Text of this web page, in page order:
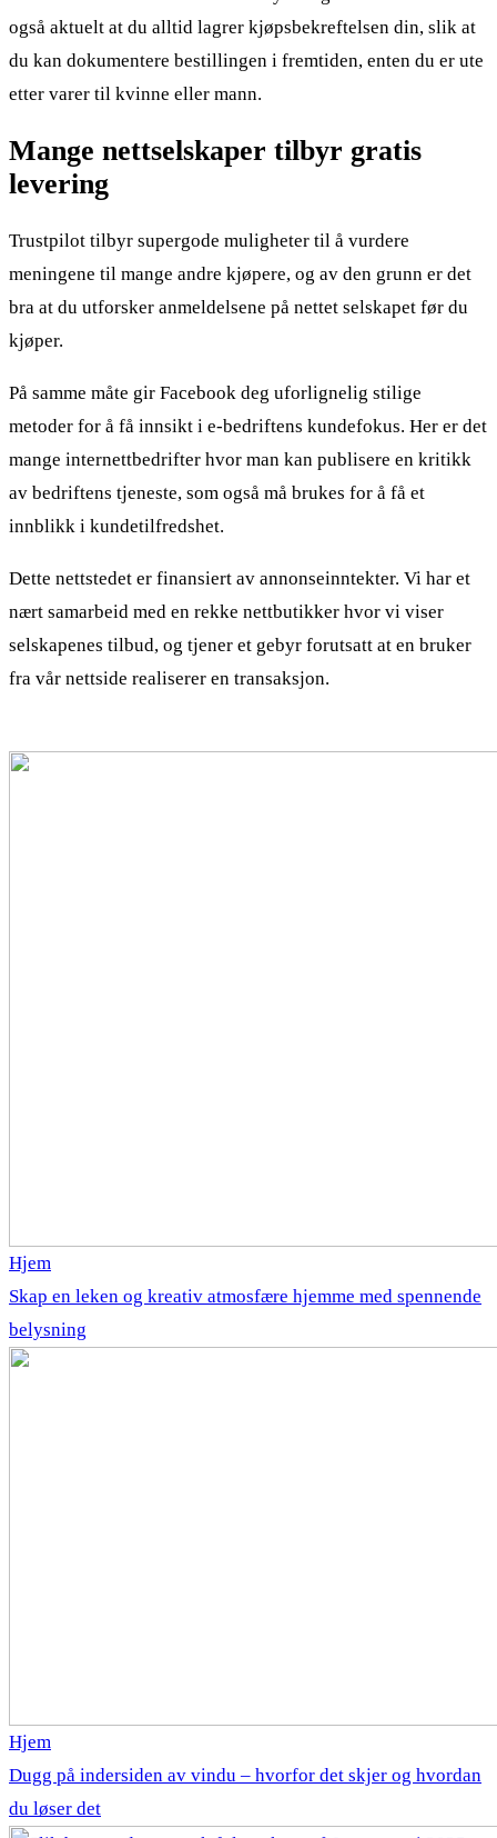
også aktuelt at du alltid lagrer kjøpsbekreftelsen din, slik at
du kan dokumentere bestillingen i fremtiden, enten du er ute
etter varer til kvinne eller mann.
Mange nettselskaper tilbyr gratis
levering
Trustpilot tilbyr supergode muligheter til å vurdere
meningene til mange andre kjøpere, og av den grunn er det
bra at du utforsker anmeldelsene på nettet selskapet før du
kjøper.
På samme måte gir Facebook deg uforlignelig stilige
metoder for å få innsikt i e-bedriftens kundefokus. Her er det
mange internettbedrifter hvor man kan publisere en kritikk
av bedriftens tjeneste, som også må brukes for å få et
innblikk i kundetilfredshet.
Dette nettstedet er finansiert av annonseinntekter. Vi har et
nært samarbeid med en rekke nettbutikker hvor vi viser
selskapenes tilbud, og tjener et gebyr forutsatt at en bruker
fra vår nettside realiserer en transaksjon.
Hjem
Skap en leken og kreativ atmosfære hjemme med spennende
belysning
Hjem
Dugg på indersiden av vindu – hvorfor det skjer og hvordan
du løser det